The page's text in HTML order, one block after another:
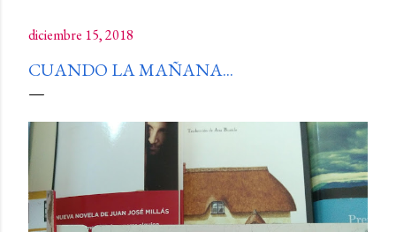
diciembre 15, 2018
CUANDO LA MAÑANA...